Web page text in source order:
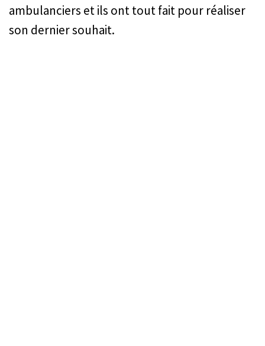
ambulanciers et ils ont tout fait pour réaliser
son dernier souhait.